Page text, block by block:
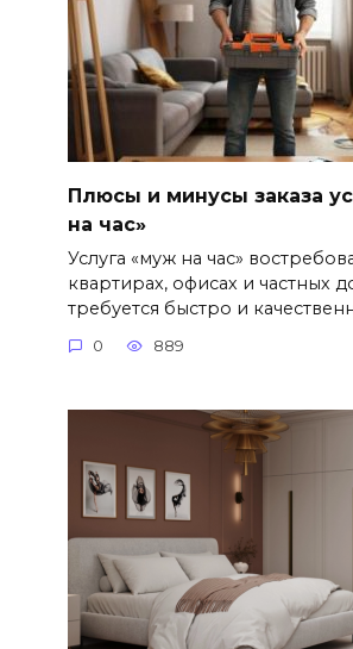
Плюсы и минусы заказа
на час»
Услуга «муж на час»
квартирах, офисах и частных
требуется быстро и
0 889